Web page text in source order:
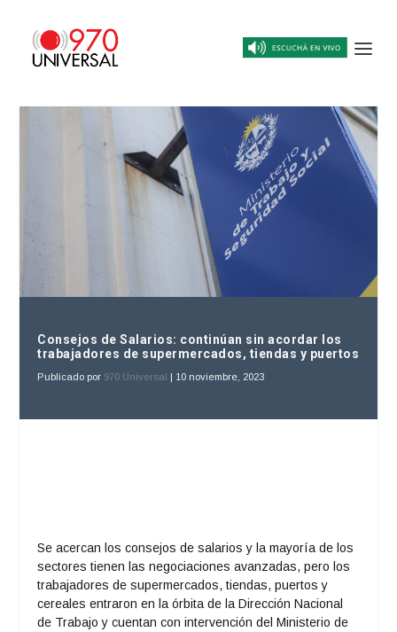
Consejos de Salarios: continúan sin acordar los
trabajadores de supermercados, tiendas y puertos
Publicado por 970 Universal | 10 noviembre, 2023
Se acercan los consejos de salarios y la mayoría de los
sectores tienen las negociaciones avanzadas, pero los
trabajadores de supermercados, tiendas, puertos y
cereales entraron en la órbita de la Dirección Nacional
de Trabajo y cuentan con intervención del Ministerio de